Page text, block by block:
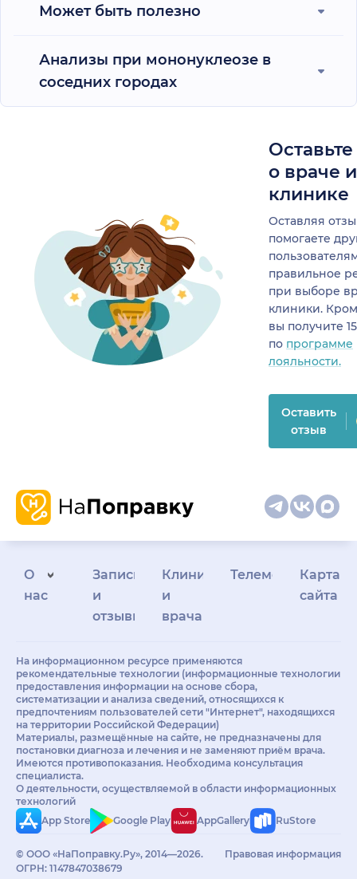
Может быть полезно
Анализы при мононуклеозе в
соседних городах
о враче
клинике
Оставляя
помогаете
правильное
при выборе
клиники.
вы получите
по программе
лояльности.
Оставить
отзыв
О
нас
Запись
и
отзывы
Клиникам
и
врачам
Телемедицина
Карта
сайта
На информационном ресурсе применяются
рекомендательные технологии (информационные технологии
предоставления информации на основе сбора,
систематизации и анализа сведений, относящихся к
предпочтениям пользователей сети "Интернет", находящихся
на территории Российской Федерации)
Материалы, размещённые на сайте, не предназначены для
постановки диагноза и лечения и не заменяют приём врача.
Имеются противопоказания. Необходима консультация
специалиста.
О деятельности, осуществляемой в области информационных
технологий
App Store
Google Play AppGallery RuStore
© ООО «НаПоправку.Ру», 2014—2026.
ОГРН: 1147847038679
Правовая информация